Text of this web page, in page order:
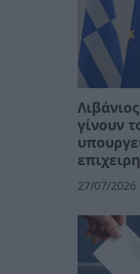
γίνουν
27/07/2026